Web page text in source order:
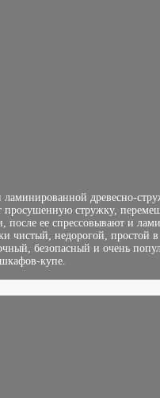
древесно-
просушенную стружку,
после ее спрессовывают и
чистый, недорогой, простой в
безопасный и очень
купе.